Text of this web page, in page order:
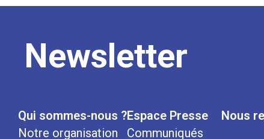
Newsletter
Qui sommes-nous ?
Notre organisation
Espace Presse
Communiqués
Nous